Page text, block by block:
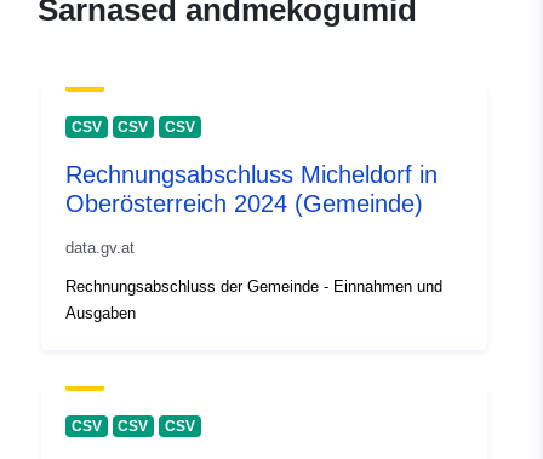
Sarnased andmekogumid
CSV CSV CSV
Rechnungsabschluss Micheldorf in
Oberösterreich 2024 (Gemeinde)
data.gv.at
Rechnungsabschluss der Gemeinde - Einnahmen und
Ausgaben
CSV CSV CSV